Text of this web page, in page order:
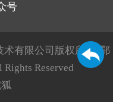
号
有限公司版权所有. 鄂
Rights Reserved